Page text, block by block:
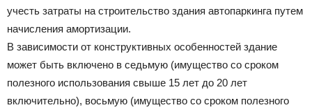
учесть затраты на строительство здания автопаркинга путем
начисления амортизации.
В зависимости от конструктивных особенностей здание
может быть включено в седьмую (имущество со сроком
полезного использования свыше 15 лет до 20 лет
включительно), восьмую (имущество со сроком полезного